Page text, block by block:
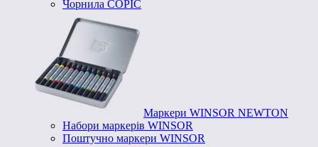
Чорнила COPIC
Маркери WINSOR NEWTON
Набори маркерів WINSOR
Поштучно маркери WINSOR